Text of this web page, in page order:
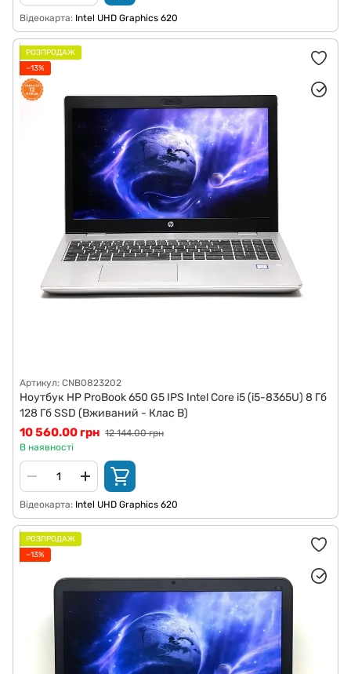
Відеокарта Intel UHD Graphics 620
РОЗПРОДАЖ
−13%
Артикул: CNB0823202
Ноутбук HP ProBook 650 G5 IPS Intel Core i5 (i5-8365U) 8 Гб
128 Гб SSD (Вживаний - Клас B)
10 560.00 грн 12 144.00 грн
В наявності
Відеокарта Intel UHD Graphics 620
РОЗПРОДАЖ
−13%